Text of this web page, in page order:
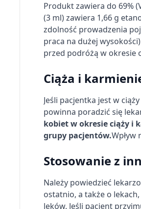
Produkt zawiera do 69%
(3 ml) zawiera 1,66 g
zdolność prowadzenia
praca na dużej
przed podróżą w okresie
Ciąża i
Jeśli pacjentka jest w
powinna poradzić się
kobiet w okresie ciąży i
grupy pacjentów.Wpływ
Stosowanie z
Należy powiedzieć
ostatnio, a także o
leków. Jeśli pacjent